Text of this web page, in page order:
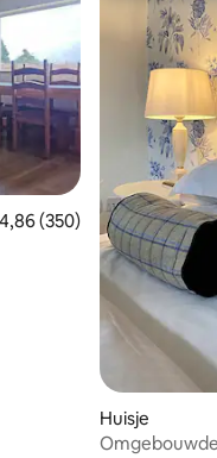
beoordeling
4,86 (350)
Huisje